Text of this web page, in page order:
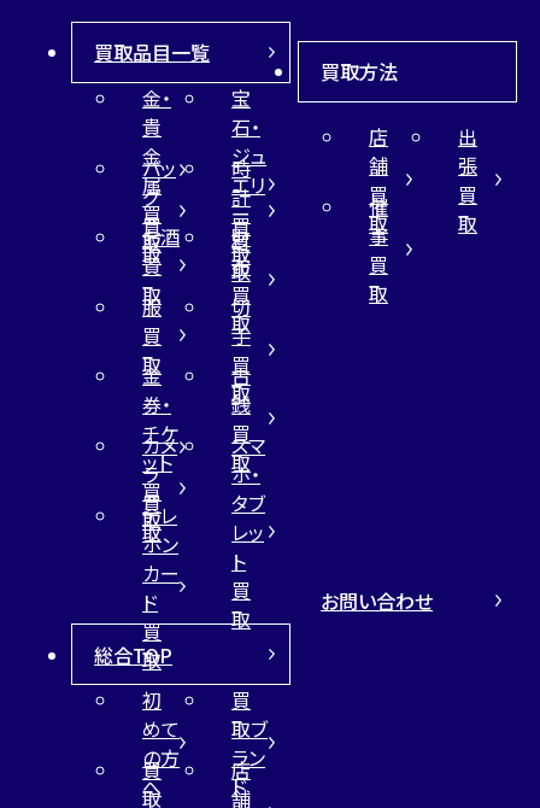
買取品目一覧
金・
貴
金
属
買
取
宝
石・
ジュ
エリ
ー
買
取
バッ
グ
買
取
時
計
買
取
お酒
買
取
財
布
買
取
服
買
取
切
手
買
取
金
券・
チケ
ット
買
取
古
銭
買
取
カメ
ラ
買
取
スマ
ホ・
タブ
レッ
ト
買
取
テレ
ホン
カー
ド
買
取
買取方法
店
舗
買
取
出
張
買
取
催
事
買
取
総合TOP
初
めて
の方
へ
買
取ブ
ラン
ド
買
取
店
舗
お問い合わせ